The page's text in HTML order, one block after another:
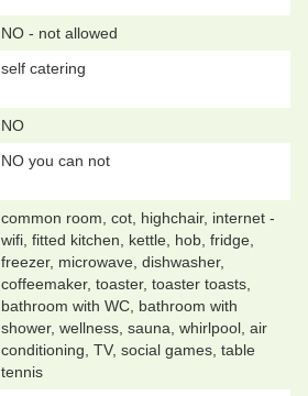
NO - not allowed
self catering
NO
NO you can not
common room, cot, highchair, internet -
wifi, fitted kitchen, kettle, hob, fridge,
freezer, microwave, dishwasher,
coffeemaker, toaster, toaster toasts,
bathroom with WC, bathroom with
shower, wellness, sauna, whirlpool, air
conditioning, TV, social games, table
tennis